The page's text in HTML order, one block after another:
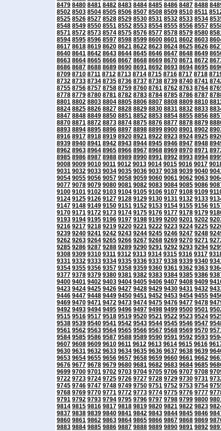
8479 8480 8481 8482 8483 8484 8485 8486 8487 8488
8502 8503 8504 8505 8506 8507 8508 8509 8510 8511
8525 8526 8527 8528 8529 8530 8531 8532 8533 8534
8548 8549 8550 8551 8552 8553 8554 8555 8556 8557
8571 8572 8573 8574 8575 8576 8577 8578 8579 8580
8594 8595 8596 8597 8598 8599 8600 8601 8602 8603
8617 8618 8619 8620 8621 8622 8623 8624 8625 8626
8640 8641 8642 8643 8644 8645 8646 8647 8648 8649
8663 8664 8665 8666 8667 8668 8669 8670 8671 8672
8686 8687 8688 8689 8690 8691 8692 8693 8694 8695
8709 8710 8711 8712 8713 8714 8715 8716 8717 8718
8732 8733 8734 8735 8736 8737 8738 8739 8740 8741
8755 8756 8757 8758 8759 8760 8761 8762 8763 8764
8778 8779 8780 8781 8782 8783 8784 8785 8786 8787
8801 8802 8803 8804 8805 8806 8807 8808 8809 8810
8824 8825 8826 8827 8828 8829 8830 8831 8832 8833
8847 8848 8849 8850 8851 8852 8853 8854 8855 8856
8870 8871 8872 8873 8874 8875 8876 8877 8878 8879
8893 8894 8895 8896 8897 8898 8899 8900 8901 8902
8916 8917 8918 8919 8920 8921 8922 8923 8924 8925
8939 8940 8941 8942 8943 8944 8945 8946 8947 8948
8962 8963 8964 8965 8966 8967 8968 8969 8970 8971
8985 8986 8987 8988 8989 8990 8991 8992 8993 8994
9008 9009 9010 9011 9012 9013 9014 9015 9016 9017
9031 9032 9033 9034 9035 9036 9037 9038 9039 9040
9054 9055 9056 9057 9058 9059 9060 9061 9062 9063
9077 9078 9079 9080 9081 9082 9083 9084 9085 9086
9100 9101 9102 9103 9104 9105 9106 9107 9108 9109
9124 9125 9126 9127 9128 9129 9130 9131 9132 9133
9147 9148 9149 9150 9151 9152 9153 9154 9155 9156
9170 9171 9172 9173 9174 9175 9176 9177 9178 9179
9193 9194 9195 9196 9197 9198 9199 9200 9201 9202
9216 9217 9218 9219 9220 9221 9222 9223 9224 9225
9239 9240 9241 9242 9243 9244 9245 9246 9247 9248
9262 9263 9264 9265 9266 9267 9268 9269 9270 9271
9285 9286 9287 9288 9289 9290 9291 9292 9293 9294
9308 9309 9310 9311 9312 9313 9314 9315 9316 9317
9331 9332 9333 9334 9335 9336 9337 9338 9339 9340
9354 9355 9356 9357 9358 9359 9360 9361 9362 9363
9377 9378 9379 9380 9381 9382 9383 9384 9385 9386
9400 9401 9402 9403 9404 9405 9406 9407 9408 9409
9423 9424 9425 9426 9427 9428 9429 9430 9431 9432
9446 9447 9448 9449 9450 9451 9452 9453 9454 9455
9469 9470 9471 9472 9473 9474 9475 9476 9477 9478
9492 9493 9494 9495 9496 9497 9498 9499 9500 9501
9515 9516 9517 9518 9519 9520 9521 9522 9523 9524
9538 9539 9540 9541 9542 9543 9544 9545 9546 9547
9561 9562 9563 9564 9565 9566 9567 9568 9569 9570
9584 9585 9586 9587 9588 9589 9590 9591 9592 9593
9607 9608 9609 9610 9611 9612 9613 9614 9615 9616
9630 9631 9632 9633 9634 9635 9636 9637 9638 9639
9653 9654 9655 9656 9657 9658 9659 9660 9661 9662
9676 9677 9678 9679 9680 9681 9682 9683 9684 9685
9699 9700 9701 9702 9703 9704 9705 9706 9707 9708
9722 9723 9724 9725 9726 9727 9728 9729 9730 9731
9745 9746 9747 9748 9749 9750 9751 9752 9753 9754
9768 9769 9770 9771 9772 9773 9774 9775 9776 9777
9791 9792 9793 9794 9795 9796 9797 9798 9799 9800
9814 9815 9816 9817 9818 9819 9820 9821 9822 9823
9837 9838 9839 9840 9841 9842 9843 9844 9845 9846
9860 9861 9862 9863 9864 9865 9866 9867 9868 9869
9883 9884 9885 9886 9887 9888 9889 9890 9891 9892